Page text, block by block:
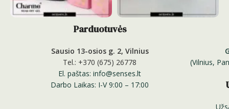
Parduotuvės
Sausio 13-osios g. 2, Vilnius
Tel.: +370 (675) 26778
El. paštas: info@senses.lt
Darbo Laikas: I-V 9:00 – 17:00
(Vilnius,